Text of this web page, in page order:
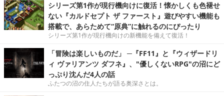
シリーズ第1作が現行機向けに復活！懐かしくも色褪せ
ない『カルドセプト ザ ファースト』遊びやすい機能も
搭載で、あらためて“原典”に触れるのにぴったり
シリーズ第1作が現行機向けの新機能を備えて復活！
「冒険は楽しいものだ」 ─『FF11』と『ウィザードリ
ィ ヴァリアンツ ダフネ』、"優しくないRPG"の沼にど
っぷり沈んだ4人の話
ふたつの沼の住人たちが語る奥深さとは。